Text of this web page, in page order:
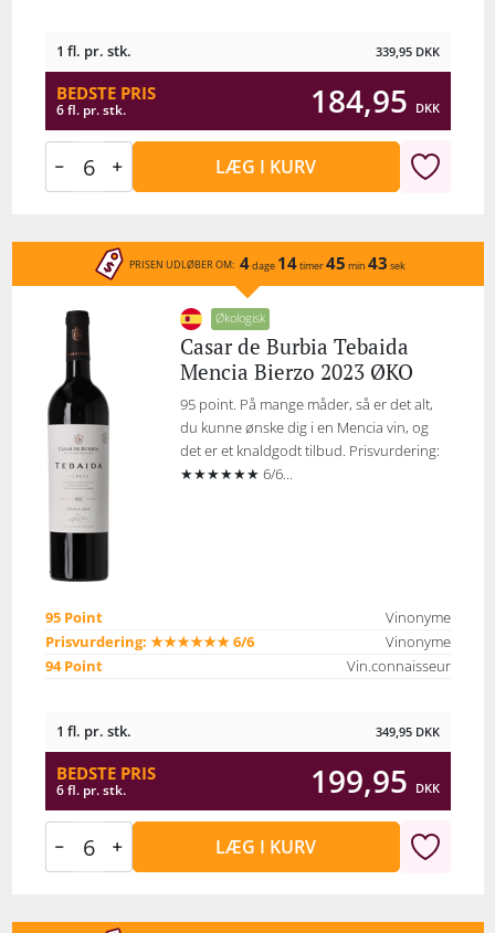
1 fl. pr. stk. 339,95 DKK
BEDSTE PRIS
6 fl. pr. stk. 184,95 DKK
LÆG I KURV
PRISEN UDLØBER OM: 4dage 14timer45 min 43 sek
Økologisk
Casar de Burbia Tebaida
Mencia Bierzo 2023 ØKO
95 point. På mange måder, så er det alt,
du kunne ønske dig i en Mencia vin, og
det er et knaldgodt tilbud. Prisvurdering:
★★★★★★ 6/6...
95 Point
Vinonyme
Prisvurdering: ★★★★★★ 6/6
Vinonyme
94 Point
Vin.connaisseur
1 fl. pr. stk. 349,95 DKK
BEDSTE PRIS
6 fl. pr. stk. 199,95 DKK
LÆG I KURV